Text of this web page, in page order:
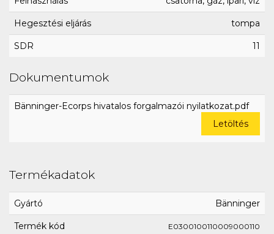
Hegesztési eljárás tompa
SDR 11
Dokumentumok
Bänninger-Ecorps hivatalos forgalmazói nyilatkozat.pdf
Letöltés
Termékadatok
Gyártó Bänninger
Termék kód E0300100110009000110